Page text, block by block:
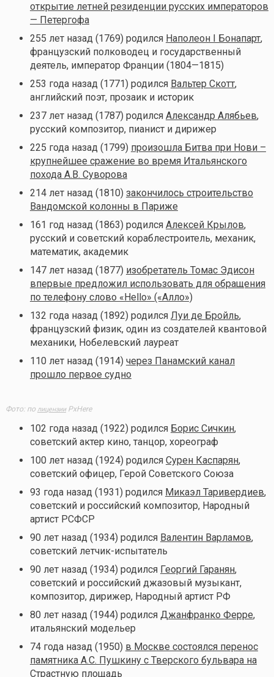
открытие летней резиденции русских императоров
— Петергофа
255 лет назад (1769) родился Наполеон I Бонапарт,
французский полководец и государственный
деятель, император Франции (1804—1815)
253 года назад (1771) родился Вальтер Скотт,
английский поэт, прозаик и историк
237 лет назад (1787) родился Александр Алябьев,
русский композитор, пианист и дирижер
225 года назад (1799) произошла Битва при Нови –
крупнейшее сражение во время Итальянского
похода А.В. Суворова
214 лет назад (1810) закончилось строительство
Вандомской колонны в Париже
161 год назад (1863) родился Алексей Крылов,
русский и советский кораблестроитель, механик,
математик, академик
147 лет назад (1877) изобретатель Томас Эдисон
впервые предложил использовать для обращения
по телефону слово «Нello» («Алло»)
132 года назад (1892) родился Луи де Бройль,
французский физик, один из создателей квантовой
механики, Нобелевский лауреат
110 лет назад (1914) через Панамский канал
прошло первое судно
Фото: по лицензииPxHere
102 года назад (1922) родился Борис Сичкин,
советский актер кино, танцор, хореограф
100 лет назад (1924) родился Сурен Каспарян,
советский офицер, Герой Советского Союза
93 года назад (1931) родился Микаэл Таривердиев,
советский и российский композитор, Народный
артист РСФСР
90 лет назад (1934) родился Валентин Варламов,
советский летчик-испытатель
90 лет назад (1934) родился Георгий Гаранян,
советский и российский джазовый музыкант,
композитор, дирижер, Народный артист РФ
80 лет назад (1944) родился Джанфранко Ферре,
итальянский модельер
74 года назад (1950) в Москве состоялся перенос
памятника А.С. Пушкину с Тверского бульвара на
Страстную площадь